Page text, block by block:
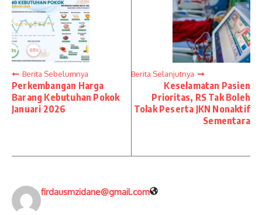
Berita Sebelumnya
Perkembangan Harga
Barang Kebutuhan Pokok
Januari 2026
Berita Selanjutnya
Keselamatan Pasien
Prioritas, RS Tak Boleh
Tolak Peserta JKN Nonaktif
Sementara
firdausmzidane@gmail.com